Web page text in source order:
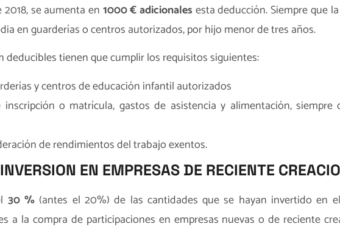
se aumenta en 1000 € adicionales esta deducción. Siempre que
en guarderías o centros autorizados, por hijo menor de tres años.
deducibles tienen que cumplir los requisitos siguientes:
y centros de educación infantil autorizados
o matrícula, gastos de asistencia y alimentación, siempre
de rendimientos del trabajo exentos.
EN EMPRESAS DE RECIENTE
30 %(antes el 20%) de las cantidades que se hayan invertido en
a la compra de participaciones en empresas nuevas o de reciente